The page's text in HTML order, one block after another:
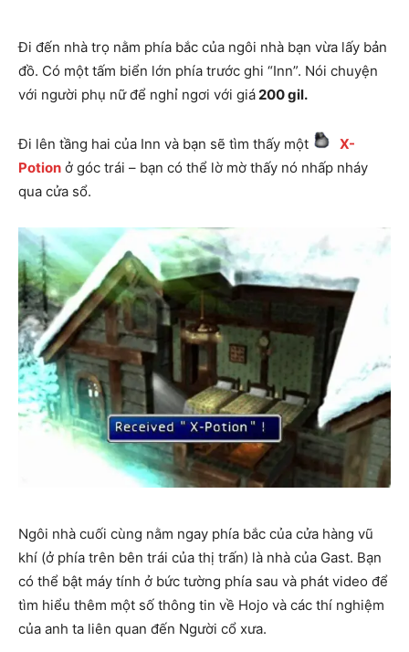
Đi đến nhà trọ nằm phía bắc của ngôi nhà bạn vừa lấy bản
đồ. Có một tấm biển lớn phía trước ghi “Inn”. Nói chuyện
với người phụ nữ để nghỉ ngơi với giá200 gil.
Đi lên tầng hai của Inn và bạn sẽ tìm thấy một
X-
Potion ở góc trái – bạn có thể lờ mờ thấy nó nhấp nháy
qua cửa sổ.
Ngôi nhà cuối cùng nằm ngay phía bắc của cửa hàng vũ
khí (ở phía trên bên trái của thị trấn) là nhà của Gast. Bạn
có thể bật máy tính ở bức tường phía sau và phát video để
tìm hiểu thêm một số thông tin về Hojo và các thí nghiệm
của anh ta liên quan đến Người cổ xưa.